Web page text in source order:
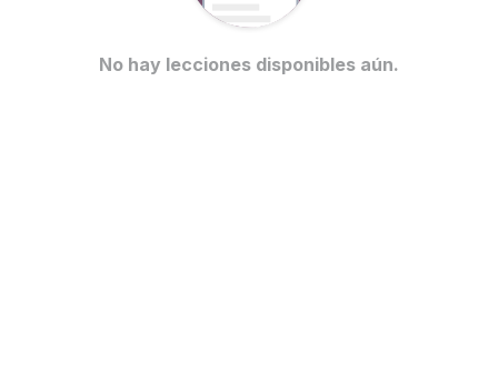
No hay lecciones disponibles aún.